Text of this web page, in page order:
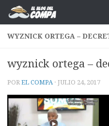
Saltar al contenido
WYZNICK ORTEGA –
wyznick ortega –
POR EL COMPA · JULIO 24, 2017